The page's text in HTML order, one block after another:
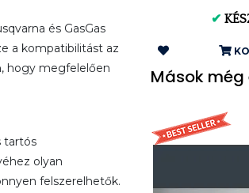
és GasGas
a kompatibilitást az
hogy megfelelően
tartós
olyan
felszerelhetők.
✔
Mások